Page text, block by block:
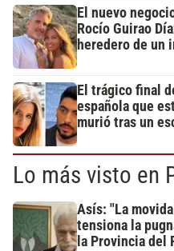
El nuevo
Rocío Guirao
heredero de un
El trágico final
española que
murió tras un
Lo más visto en
Asís: "La
tensiona la
la Provincia del